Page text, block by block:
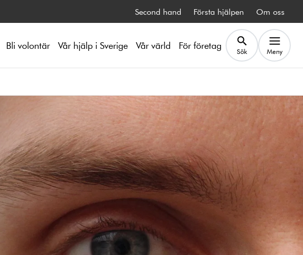
Second hand Första hjälpen Om oss
Bli volontär Vår hjälp i Sverige Vår värld För företag Sök Meny